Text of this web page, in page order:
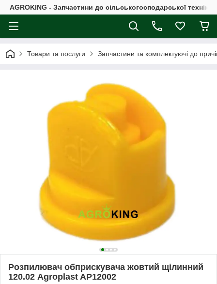
AGROKING - Запчастини до сільськогосподарської
Товари та послуги Запчастини та комплектуючі до
Розпилювач обприскувача жовтий щілинний
120.02 Agroplast AP12002